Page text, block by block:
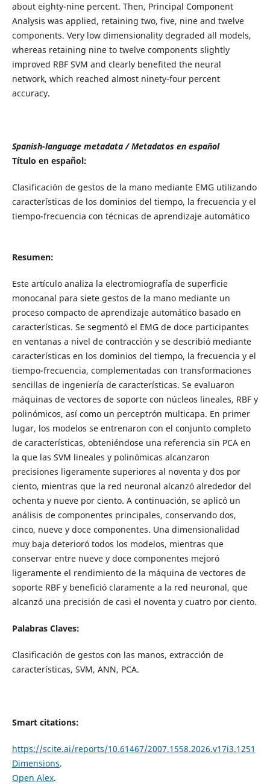
about eighty-nine percent. Then, Principal Component
Analysis was applied, retaining two, five, nine and twelve
components. Very low dimensionality degraded all models,
whereas retaining nine to twelve components slightly
improved RBF SVM and clearly benefited the neural
network, which reached almost ninety-four percent
accuracy.
Spanish-language metadata / Metadatos en español
Título en español:
Clasificación de gestos de la mano mediante EMG utilizando
características de los dominios del tiempo, la frecuencia y el
tiempo-frecuencia con técnicas de aprendizaje automático
Resumen:
Este artículo analiza la electromiografía de superficie
monocanal para siete gestos de la mano mediante un
proceso compacto de aprendizaje automático basado en
características. Se segmentó el EMG de doce participantes
en ventanas a nivel de contracción y se describió mediante
características en los dominios del tiempo, la frecuencia y el
tiempo-frecuencia, complementadas con transformaciones
sencillas de ingeniería de características. Se evaluaron
máquinas de vectores de soporte con núcleos lineales, RBF y
polinómicos, así como un perceptrón multicapa. En primer
lugar, los modelos se entrenaron con el conjunto completo
de características, obteniéndose una referencia sin PCA en
la que las SVM lineales y polinómicas alcanzaron
precisiones ligeramente superiores al noventa y dos por
ciento, mientras que la red neuronal alcanzó alrededor del
ochenta y nueve por ciento. A continuación, se aplicó un
análisis de componentes principales, conservando dos,
cinco, nueve y doce componentes. Una dimensionalidad
muy baja deterioró todos los modelos, mientras que
conservar entre nueve y doce componentes mejoró
ligeramente el rendimiento de la máquina de vectores de
soporte RBF y benefició claramente a la red neuronal, que
alcanzó una precisión de casi el noventa y cuatro por ciento.
Palabras Claves:
Clasificación de gestos con las manos, extracción de
características, SVM, ANN, PCA.
Smart citations:
https://scite.ai/reports/10.61467/2007.1558.2026.v17i3.1251
Dimensions.
Open Alex.